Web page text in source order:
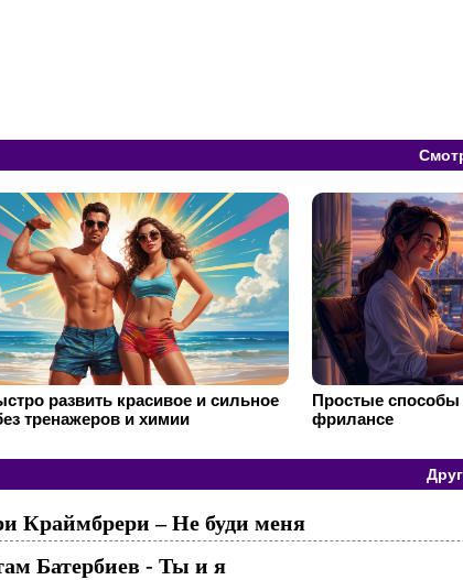
развить красивое и сильное
тренажеров и химии
Простые способы
фрилансе
Краймбрери – Не буди меня
Батербиев - Ты и я